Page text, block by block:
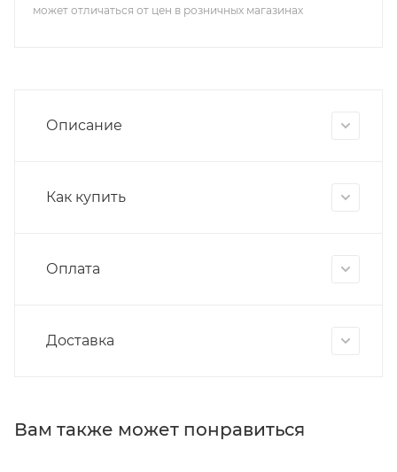
может отличаться от цен в розничных магазинах
Описание
Как купить
Оплата
Доставка
Вам также может понравиться